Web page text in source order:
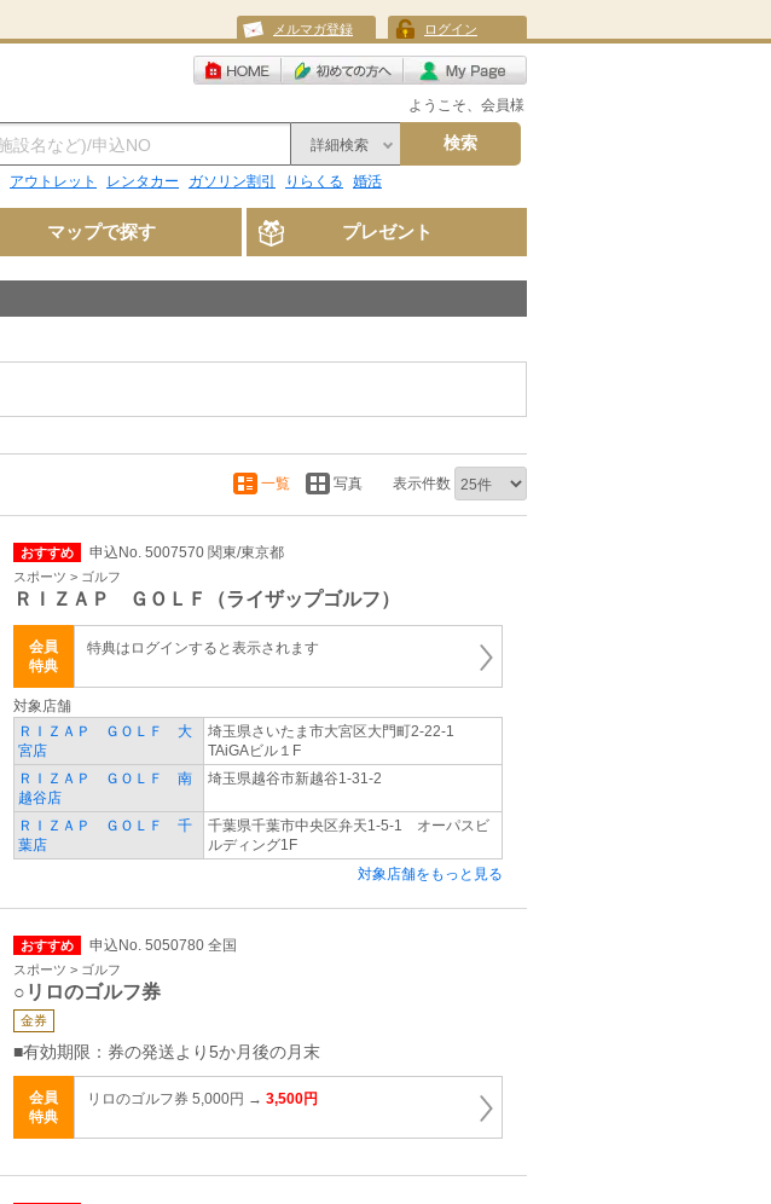
メルマガ登録 ログイン
ようこそ、会員様
詳細検索 検索
アウトレット レンタカー ガソリン割引 りらくる 婚活
マップで探す プレゼント
一覧 写真 表示件数
おすすめ 申込No. 5007570 関東/東京都
スポーツ > ゴルフ
ＲＩＺＡＰ ＧＯＬＦ（ライザップゴルフ）
会員
特典
特典はログインすると表示されます
対象店舗
ＲＩＺＡＰ ＧＯＬＦ 大
宮店
埼玉県さいたま市大宮区大門町2-22-1
TAiGAビル１F
ＲＩＺＡＰ ＧＯＬＦ 南
越谷店
埼玉県越谷市新越谷1-31-2
ＲＩＺＡＰ ＧＯＬＦ 千
葉店
千葉県千葉市中央区弁天1-5-1 オーパスビ
ルディング1F
対象店舗をもっと見る
おすすめ 申込No. 5050780 全国
スポーツ > ゴルフ
○リロのゴルフ券
金券
■有効期限：券の発送より5か月後の月末
会員
特典
リロのゴルフ券 5,000円 → 3,500円